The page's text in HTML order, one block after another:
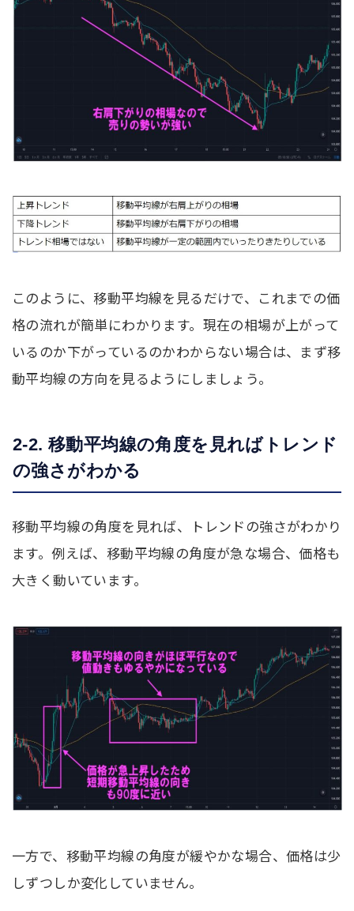
このように、移動平均線を見るだけで、これまでの価
格の流れが簡単にわかります。現在の相場が上がって
いるのか下がっているのかわからない場合は、まず移
動平均線の方向を見るようにしましょう。
2-2. 移動平均線の角度を見ればトレンド
の強さがわかる
移動平均線の角度を見れば、トレンドの強さがわかり
ます。例えば、移動平均線の角度が急な場合、価格も
大きく動いています。
一方で、移動平均線の角度が緩やかな場合、価格は少
しずつしか変化していません。